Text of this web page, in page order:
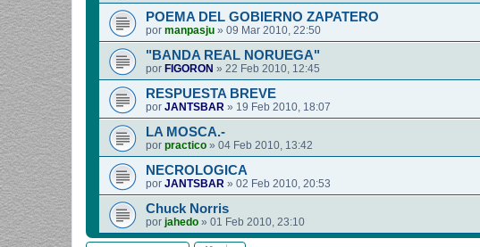
POEMA DEL GOBIERNO ZAPATERO
por manpasju » 09 Mar 2010, 22:50
"BANDA REAL NORUEGA"
por FIGORON » 22 Feb 2010, 12:45
RESPUESTA BREVE
por JANTSBAR » 19 Feb 2010, 18:07
LA MOSCA.-
por practico » 04 Feb 2010, 13:42
NECROLOGICA
por JANTSBAR » 02 Feb 2010, 20:53
Chuck Norris
por jahedo » 01 Feb 2010, 23:10